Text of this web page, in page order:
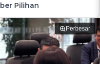
Pilihan
Perbesar